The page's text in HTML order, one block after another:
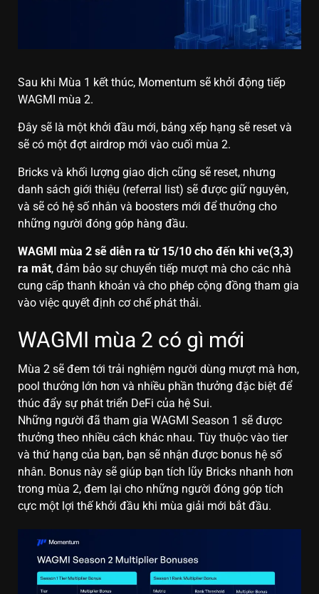
Sau khi Mùa 1 kết thúc, Momentum sẽ khởi động tiếp
WAGMI mùa 2.
Đây sẽ là một khởi đầu mới, bảng xếp hạng sẽ reset và
sẽ có một đợt airdrop mới vào cuối mùa 2.
Bricks và khối lượng giao dịch cũng sẽ reset, nhưng
danh sách giới thiệu (referral list) sẽ được giữ nguyên,
và sẽ có hệ số nhân và boosters mới để thưởng cho
những người đóng góp hàng đầu.
WAGMI mùa 2 sẽ diễn ra từ 15/10 cho đến khi ve(3,3)
ra mắt, đảm bảo sự chuyển tiếp mượt mà cho các nhà
cung cấp thanh khoản và cho phép cộng đồng tham gia
vào việc quyết định cơ chế phát thải.
WAGMI mùa 2 có gì mới
Mùa 2 sẽ đem tới trải nghiệm người dùng mượt mà hơn,
pool thưởng lớn hơn và nhiều phần thưởng đặc biệt để
thúc đẩy sự phát triển DeFi của hệ Sui.
Những người đã tham gia WAGMI Season 1 sẽ được
thưởng theo nhiều cách khác nhau. Tùy thuộc vào tier
và thứ hạng của bạn, bạn sẽ nhận được bonus hệ số
nhân. Bonus này sẽ giúp bạn tích lũy Bricks nhanh hơn
trong mùa 2, đem lại cho những người đóng góp tích
cực một lợi thế khởi đầu khi mùa giải mới bắt đầu.